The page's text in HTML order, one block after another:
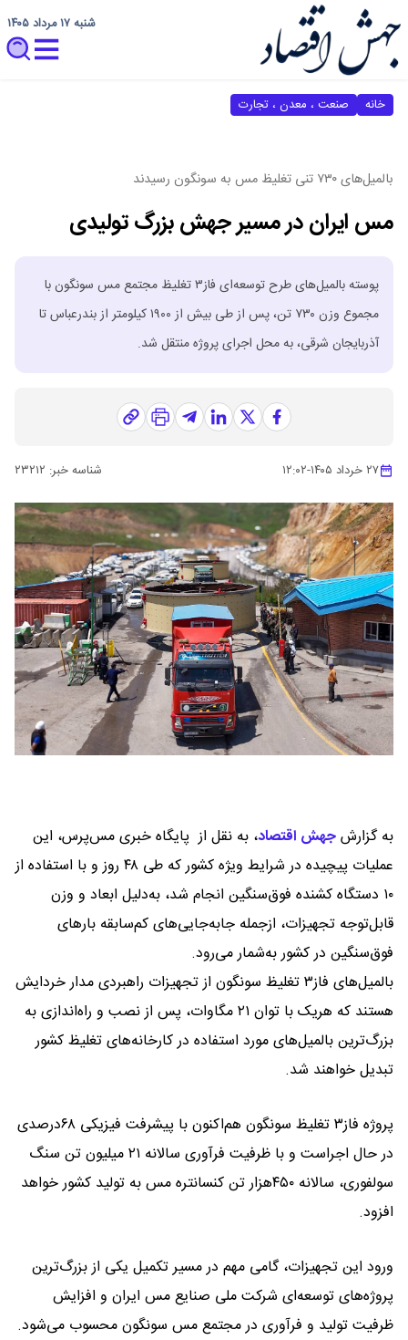
شنبه ۱۷ مرداد ۱۴۰۵
خانه صنعت ، معدن ، تجارت
بالمیل‌های ۷۳۰ تنی تغلیظ مس به سونگون رسیدند
مس ایران در مسیر جهش بزرگ تولیدی
پوسته بالمیل‌های طرح توسعه‌ای فاز۳ تغلیظ مجتمع مس سونگون با
مجموع وزن ۷۳۰ تن، پس از طی بیش از ۱۹۰۰ کیلومتر از بندرعباس تا
آذربایجان شرقی، به محل اجرای پروژه منتقل شد.
۲۷ خرداد ۱۴۰۵ -۱۲:۰۲ شناسه خبر: ۲۳۲۱۲
به گزارشجهش اقتصاد، به نقل از پایگاه خبری مس‌پرس، این
عملیات پیچیده در شرایط ویژه کشور که طی ۴۸ روز و با استفاده از
۱۰ دستگاه کشنده فوق‌سنگین انجام شد، به‌دلیل ابعاد و وزن
قابل‌توجه تجهیزات، ازجمله جابه‌جایی‌های کم‌سابقه بارهای
فوق‌سنگین در کشور به‌شمار می‌رود.
بالمیل‌های فاز۳ تغلیظ سونگون از تجهیزات راهبردی مدار خردایش
هستند که هریک با توان ۲۱ مگاوات، پس از نصب و راه‌اندازی به
بزرگ‌ترین بالمیل‌های مورد استفاده در کارخانه‌های تغلیظ کشور
تبدیل خواهند شد.
پروژه فاز۳ تغلیظ سونگون هم‌اکنون با پیشرفت فیزیکی ۶۸درصدی
در حال اجراست و با ظرفیت فرآوری سالانه ۲۱ میلیون تن سنگ
سولفوری، سالانه ۴۵۰هزار تن کنسانتره مس به تولید کشور خواهد
افزود.
ورود این تجهیزات، گامی مهم در مسیر تکمیل یکی از بزرگ‌ترین
پروژه‌های توسعه‌ای شرکت ملی صنایع مس ایران و افزایش
ظرفیت تولید و فرآوری در مجتمع مس سونگون محسوب می‌شود.